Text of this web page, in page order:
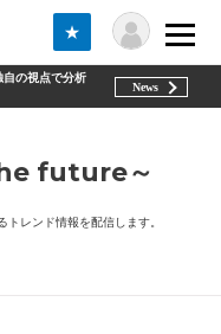
★
自の視点で分析
News
future～
レンド情報を配信します。